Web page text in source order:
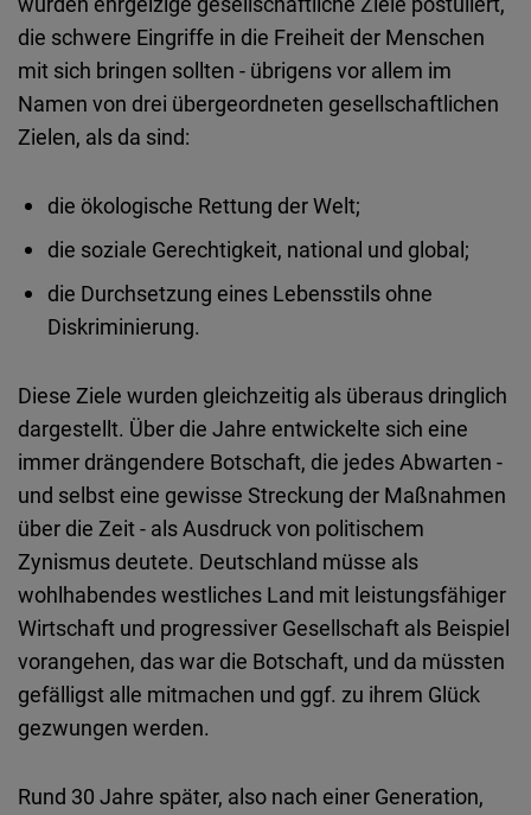
die schwere Eingriffe in die Freiheit der Menschen
mit sich bringen sollten - übrigens vor allem im
Namen von drei übergeordneten gesellschaftlichen
Zielen, als da sind:
die ökologische Rettung der Welt;
die soziale Gerechtigkeit, national und global;
die Durchsetzung eines Lebensstils ohne
Diskriminierung.
Diese Ziele wurden gleichzeitig als überaus dringlich
dargestellt. Über die Jahre entwickelte sich eine
immer drängendere Botschaft, die jedes Abwarten -
und selbst eine gewisse Streckung der Maßnahmen
über die Zeit - als Ausdruck von politischem
Zynismus deutete. Deutschland müsse als
wohlhabendes westliches Land mit leistungsfähiger
Wirtschaft und progressiver Gesellschaft als Beispiel
vorangehen, das war die Botschaft, und da müssten
gefälligst alle mitmachen und ggf. zu ihrem Glück
gezwungen werden.
Rund 30 Jahre später, also nach einer Generation,